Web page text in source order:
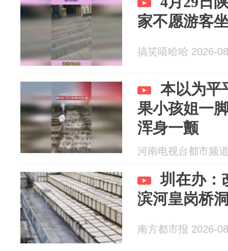
家不愿游客
搞笑嘻哈哈 2026-
本以为平
果小孩姐一
浑身一颤
河南电视台都市频
圳在办：
滨河皇岗桥
南方都市报 2026-